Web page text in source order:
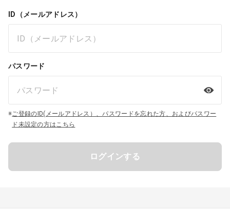
ID（メールアドレス）
パスワード
※ご登録のID(メールアドレス）、パスワードを忘れた方、およびパスワー
ド未設定の方はこちら
ログインする